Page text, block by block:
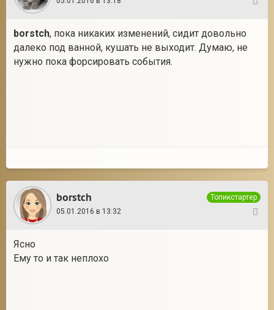
borstch, пока никаких изменений, сидит довольно
далеко под ванной, кушать не выходит. Думаю, не
нужно пока форсировать события.
borstch
Топикстартер
05.01.2016 в 13:32
Ясно
Ему то и так неплохо